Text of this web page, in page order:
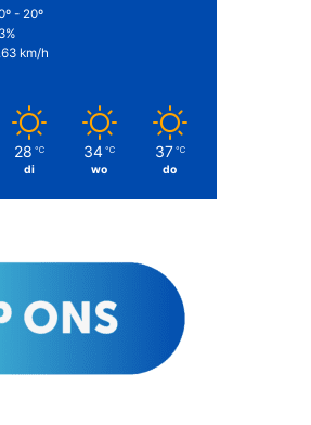
- 20º
km/h
28 ℃
di
34 ℃
wo
37 ℃
do